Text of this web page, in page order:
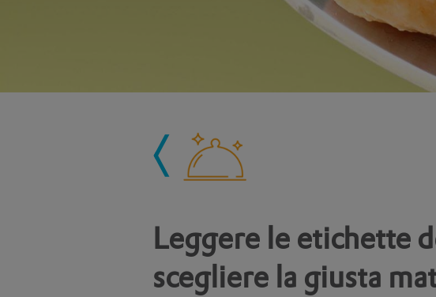
Leggere le etichette
scegliere la giusta